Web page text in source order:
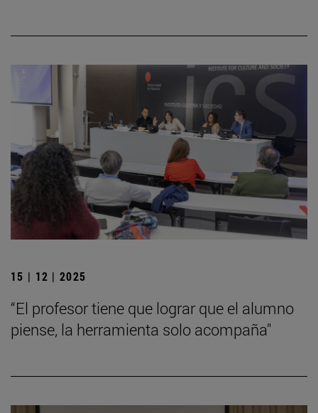
15 | 12 | 2025
“El profesor tiene que lograr que el alumno
piense, la herramienta solo acompaña"